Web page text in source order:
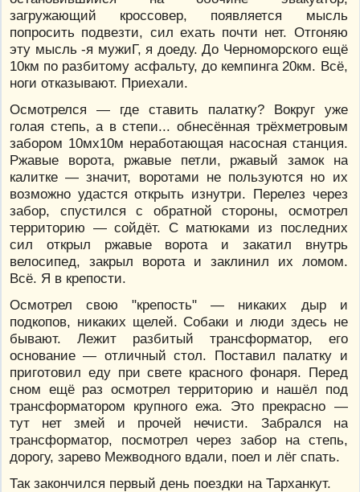
загружающий кроссовер, появляется мысль
попросить подвезти, сил ехать почти нет. Отгоняю
эту мысль -я мужиГ, я доеду. До Черноморского ещё
10км по разбитому асфальту, до кемпинга 20км. Всё,
ноги отказывают. Приехали.
Осмотрелся — где ставить палатку? Вокруг уже
голая степь, а в степи... обнесённая трёхметровым
забором 10мх10м неработающая насосная станция.
Ржавые ворота, ржавые петли, ржавый замок на
калитке — значит, воротами не пользуются но их
возможно удастся открыть изнутри. Перелез через
забор, спустился с обратной стороны, осмотрел
территорию — сойдёт. С матюками из последних
сил открыл ржавые ворота и закатил внутрь
велосипед, закрыл ворота и заклинил их ломом.
Всё. Я в крепости.
Осмотрел свою "крепость" — никаких дыр и
подкопов, никаких щелей. Собаки и люди здесь не
бывают. Лежит разбитый трансформатор, его
основание — отличный стол. Поставил палатку и
приготовил еду при свете красного фонаря. Перед
сном ещё раз осмотрел территорию и нашёл под
трансформатором крупного ежа. Это прекрасно —
тут нет змей и прочей нечисти. Забрался на
трансформатор, посмотрел через забор на степь,
дорогу, зарево Межводного вдали, поел и лёг спать.
Так закончился первый день поездки на Тарханкут.